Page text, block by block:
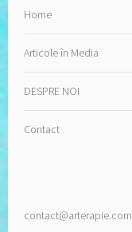
Home
Articole în Media
DESPRE NOI
Contact
contact@arterapie.com